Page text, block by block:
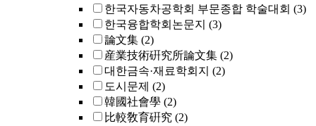
한국자동차공학회 부문종합 학술대회 (3)
한국융합학회논문지 (3)
論文集 (2)
産業技術硏究所論文集 (2)
대한금속·재료학회지 (2)
도시문제 (2)
韓國社會學 (2)
比較敎育硏究 (2)